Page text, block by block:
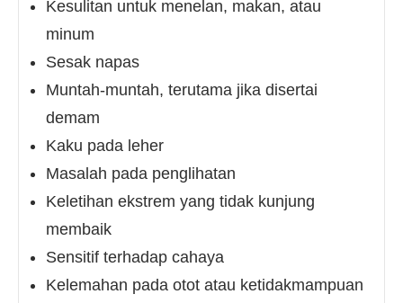
Kesulitan untuk menelan, makan, atau
minum
Sesak napas
Muntah-muntah, terutama jika disertai
demam
Kaku pada leher
Masalah pada penglihatan
Keletihan ekstrem yang tidak kunjung
membaik
Sensitif terhadap cahaya
Kelemahan pada otot atau ketidakmampuan